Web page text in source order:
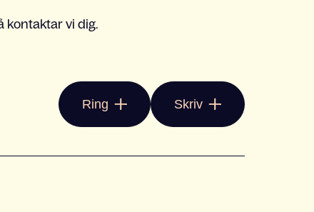
kontaktar vi dig.
Ring Skriv